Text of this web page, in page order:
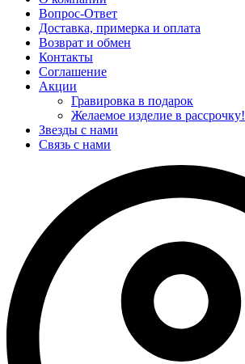
Вопрос-Ответ
Доставка, примерка и оплата
Возврат и обмен
Контакты
Соглашение
Акции
Гравировка в подарок
Желаемое изделие в рассрочку!
Звезды с нами
Связь с нами